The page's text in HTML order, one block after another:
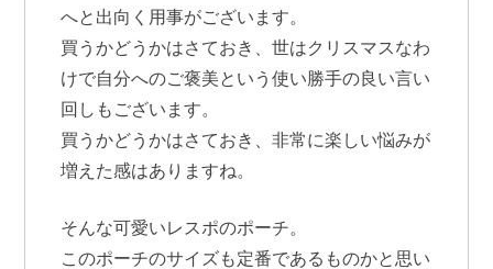
へと出向く用事がございます。
買うかどうかはさておき、世はクリスマスなわ
けで自分へのご褒美という使い勝手の良い言い
回しもございます。
買うかどうかはさておき、非常に楽しい悩みが
増えた感はありますね。
そんな可愛いレスポのポーチ。
このポーチのサイズも定番であるものかと思い